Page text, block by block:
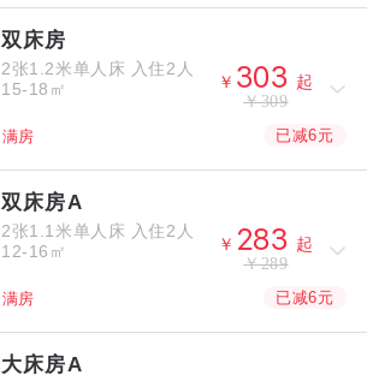
双床房
2张1.2米单人床 入住2人
15-18㎡
￥  起
￥309
满房 已减6元
双床房A
2张1.1米单人床 入住2人
12-16㎡
￥  起
￥289
满房 已减6元
大床房A